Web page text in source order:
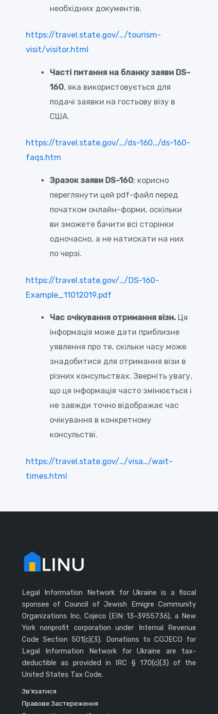
необхідних документів.
https://travel.state.gov/…/tourism-
visit/visitor.html
Часті питання на бланку заяви DS-
160, яка використовується для
подачі заявки на гостьову візу в
США.
https://travel.state.gov/…/ds-160…/ds-160-
faqs.htm
Зразок заяви DS-160; корисно
переглянути цей pdf-файл перед
початком онлайн-форми, оскільки
ви зможете бачити всі сторінки
одночасно, а не натискати на них
по черзі.
https://travel.state.gov/…/DS-160-
Example_11012019.pdf
Час очікування отримання візи. Ця
інформація може дати приблизне
уявлення про те, скільки часу може
знадобитися для отримання візи в
різних консульствах. Зверніть увагу,
що ця інформація часто змінюється і
не завжди точно відображає час
очікування в конкретному
консульстві.
https://travel.state.gov/…/visa…/wait-
times.html
Legal Information Network for Ukraine is a fiscal
sponsee of Council of Jewish Emigre Community
Organizations Inc. Cojeco (EIN: 13-3955736), a New
York nonprofit corporation under Internal Revenue
Code Section 501(c)(3). Donations to COJECO for
Legal Information Network for Ukraine are tax-
deductible as provided in IRC § 170(c)(3) of the
United States Tax Code.
Зв’язатися
Правове Застереження